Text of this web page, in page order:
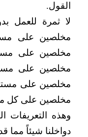
القول.
لا ثمرة للعمل
مخلصين على
مخلصين على
مخلصين على
مخلصين على
مخلصين على كل
وهذه التعريفات
دواخلنا شيئاً مما